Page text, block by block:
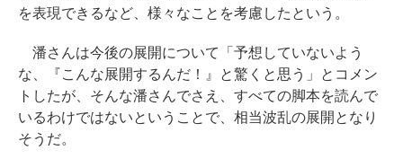
を表現できるなど、様々なことを考慮したという。
潘さんは今後の展開について「予想していないよう
な、『こんな展開するんだ！』と驚くと思う」とコメン
トしたが、そんな潘さんでさえ、すべての脚本を読んで
いるわけではないということで、相当波乱の展開となり
そうだ。